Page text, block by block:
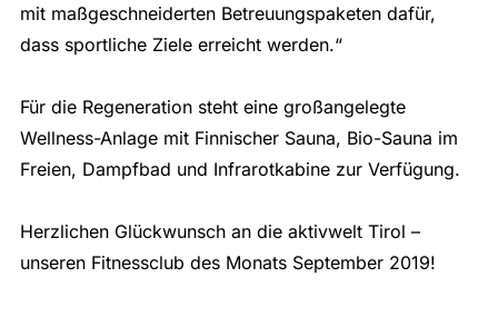
mit maßgeschneiderten Betreuungspaketen dafür,
dass sportliche Ziele erreicht werden.“
Für die Regeneration steht eine großangelegte
Wellness-Anlage mit Finnischer Sauna, Bio-Sauna im
Freien, Dampfbad und Infrarotkabine zur Verfügung.
Herzlichen Glückwunsch an die aktivwelt Tirol –
unseren Fitnessclub des Monats September 2019!